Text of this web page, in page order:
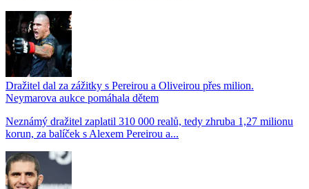
Dražitel dal za zážitky s Pereirou a Oliveirou přes milion.
Neymarova aukce pomáhala dětem
Neznámý dražitel zaplatil 310 000 realů, tedy zhruba 1,27 milionu
korun, za balíček s Alexem Pereirou a...